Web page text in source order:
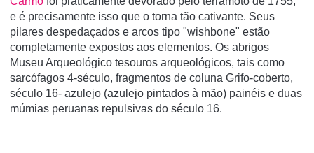
e é precisamente isso que o torna tão cativante. Seus
pilares despedaçados e arcos tipo "wishbone" estão
completamente expostos aos elementos. Os abrigos
Museu Arqueológico tesouros arqueológicos, tais como
sarcófagos 4-século, fragmentos de coluna Grifo-coberto,
século 16- azulejo (azulejo pintados à mão) painéis e duas
múmias peruanas repulsivas do século 16.